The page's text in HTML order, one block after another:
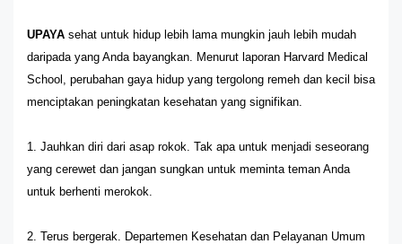
UPAYA sehat untuk hidup lebih lama mungkin jauh lebih mudah
daripada yang Anda bayangkan. Menurut laporan Harvard Medical
School, perubahan gaya hidup yang tergolong remeh dan kecil bisa
menciptakan peningkatan kesehatan yang signifikan.
1. Jauhkan diri dari asap rokok. Tak apa untuk menjadi seseorang
yang cerewet dan jangan sungkan untuk meminta teman Anda
untuk berhenti merokok.
2. Terus bergerak. Departemen Kesehatan dan Pelayanan Umum